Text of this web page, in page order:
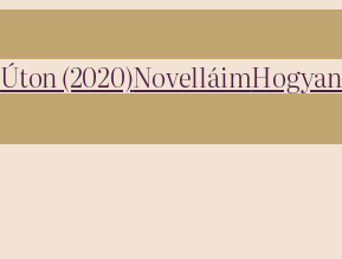
Úton (2020)Novelláim